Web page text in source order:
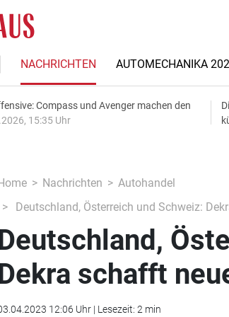
NACHRICHTEN AUTOMECHANIKA
Compass und Avenger machen den
15:35 Uhr
Nachrichten
Autohandel
Deutschland, Österreich und Schweiz:
schafft
12:06 Uhr | Lesezeit: 2 min